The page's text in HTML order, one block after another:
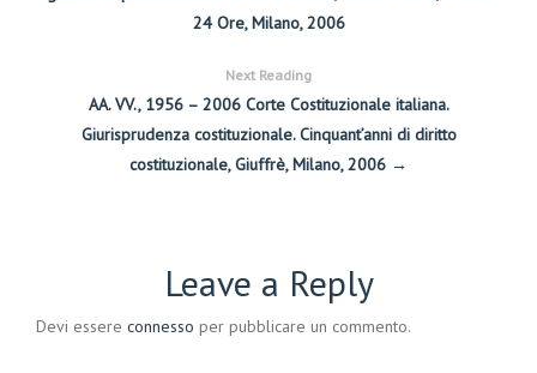
24 Ore, Milano, 2006
Next Reading
AA. VV., 1956 – 2006 Corte Costituzionale italiana.
Giurisprudenza costituzionale. Cinquant’anni di diritto
costituzionale, Giuffrè, Milano, 2006 →
Leave a Reply
Devi essere connesso per pubblicare un commento.